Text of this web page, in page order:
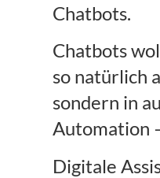
Chatbots.
Chatbots
so natürlich
sondern in
Automation
Digitale